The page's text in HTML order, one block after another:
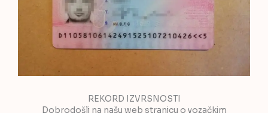
REKORD IZVRSNOSTI
Dobrodošli na našu web stranicu o vozačkim